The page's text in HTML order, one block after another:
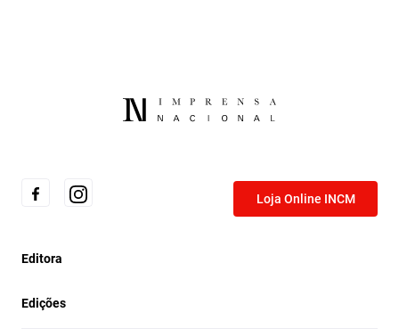
Loja Online INCM
Editora
Edições